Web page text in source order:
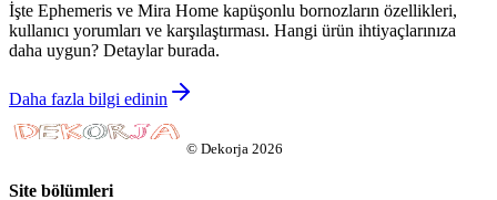
İşte Ephemeris ve Mira Home kapüşonlu bornozların özellikleri,
kullanıcı yorumları ve karşılaştırması. Hangi ürün ihtiyaçlarınıza
daha uygun? Detaylar burada.
Daha fazla bilgi edinin
© Dekorja 2026
Site bölümleri